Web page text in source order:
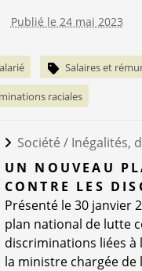
Publié le 24 mai 2023
Salaires et
raciales
Société / Inégalités,
UN NOUVEAU
CONTRE LES
Présenté le 30 janvier
plan national de lutte
discriminations liées à
la ministre chargée de